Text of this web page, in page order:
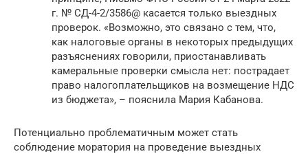
г. № СД-4-2/3586@ касается только выездных
проверок. «Возможно, это связано с тем, что,
как налоговые органы в некоторых предыдущих
разъяснениях говорили, приостанавливать
камеральные проверки смысла нет: пострадает
право налогоплательщиков на возмещение НДС
из бюджета», – пояснила Мария Кабанова.
Потенциально проблематичным может стать
соблюдение моратория на проведение выездных